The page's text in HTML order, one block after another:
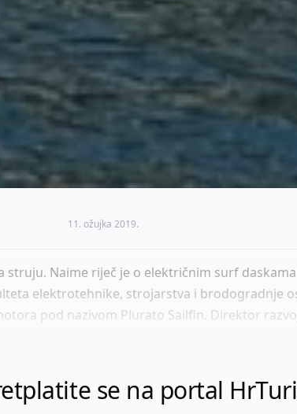
11. ožujka 2019.
Naime riječ je o električnim surf
elektrotehnike, strojarstva i brodogradnje
pod nazivom Plurato Sailfin. Direktor
se na portal